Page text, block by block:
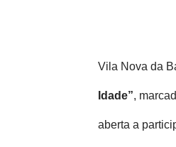
Vila Nova da
Idade”,
aberta a